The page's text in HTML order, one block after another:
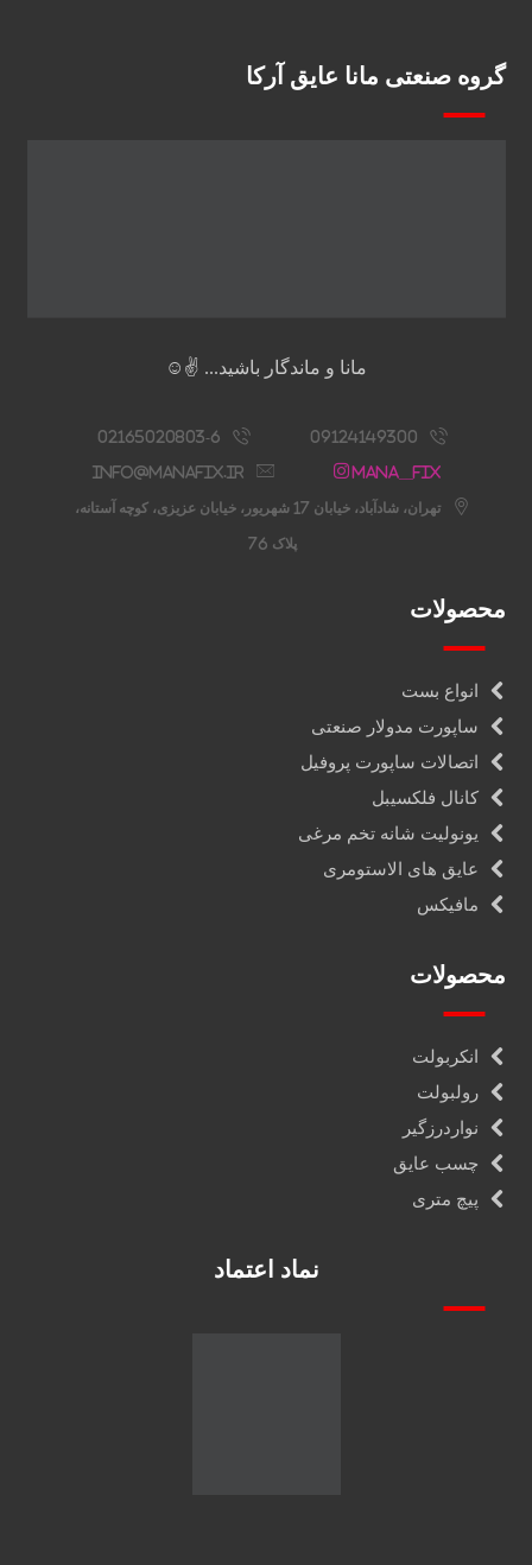
گروه صنعتی مانا عایق آرکا
مانا و ماندگار باشید... ✌️☺️
09124149300
02165020803-6
Mana__fix
info@manafix.ir
تهران، شادآباد، خیابان 17 شهریور، خیابان عزیزی، کوچه آستانه،
پلاک 76
محصولات
انواع بست
ساپورت مدولار صنعتی
اتصالات ساپورت پروفیل
کانال فلکسیبل
یونولیت شانه تخم مرغی
عایق های الاستومری
مافیکس
محصولات
انکربولت
رولبولت
نواردرزگیر
چسب عایق
پیچ متری
نماد اعتماد